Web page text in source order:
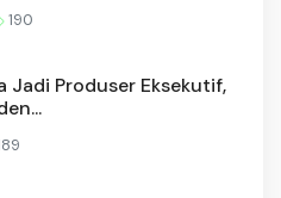
190
Jadi Produser Eksekutif,